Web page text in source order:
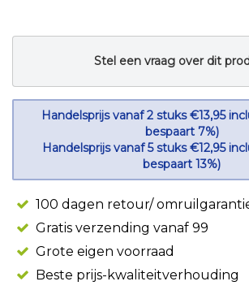
Stel een vraag over dit
Handelsprijs vanaf 2 stuks €13,95
bespaart 7%)
Handelsprijs vanaf 5 stuks €12,95
bespaart 13%)
100 dagen retour/
Gratis verzending vanaf 99
Grote eigen voorraad
Beste prijs-kwaliteitverhouding